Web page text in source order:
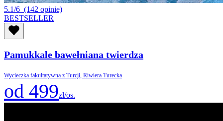
5.1/6 (142 opinie)
BESTSELLER
Pamukkale bawełniana twierdza
Wycieczka fakultatywna z Turcji, Riwiera Turecka
od 499zł/os.